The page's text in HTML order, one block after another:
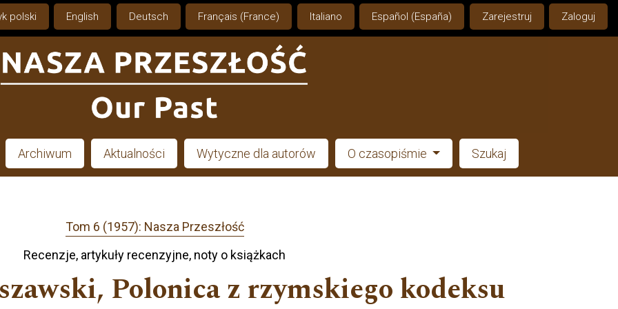
polski English Deutsch Français (France) Italiano Español (España) Zarejestruj Zaloguj
Archiwum Aktualności Wytyczne dla autorów O czasopiśmie Szukaj
Tom 6 (1957): Nasza Przeszłość
Recenzje, artykuły recenzyjne, noty o książkach
Polonica z rzymskiego kodeksu